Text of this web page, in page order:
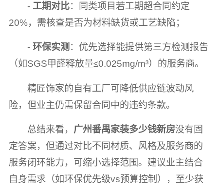
- 工期对比：同类项目若工期超合同约定
20%，需核查是否为材料缺货或工艺缺陷；
-环保实测 ：优先选择能提供第三方检测报告
（如SGS甲醛释放量≤0.025mg/m³）的服务商。
精匠饰家的自有工厂可降低供应链波动风
险，但业主仍需保留合同中的违约条款。
总结来看， 广州番禺家装多少钱新房没有固
定答案，但通过对比不同材质、风格及服务商的
服务闭环能力，可缩小选择范围。建议业主结合
自身需求（如环保优先级vs预算控制），至少获